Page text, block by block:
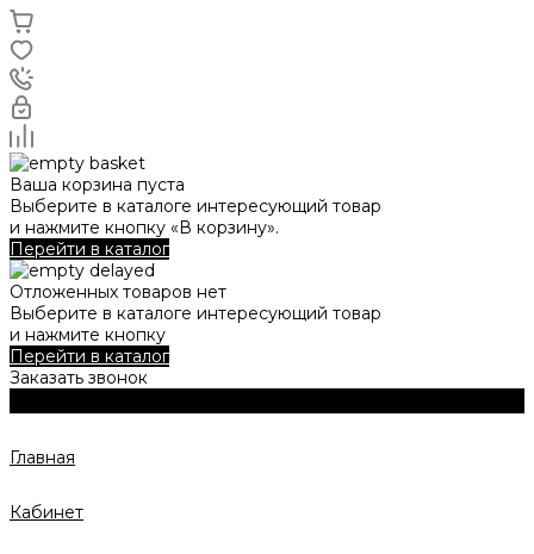
Ваша корзина пуста
Выберите в каталоге интересующий товар
и нажмите кнопку «В корзину».
Перейти в каталог
Отложенных товаров нет
Выберите в каталоге интересующий товар
и нажмите кнопку
Перейти в каталог
Заказать звонок
Главная
Кабинет